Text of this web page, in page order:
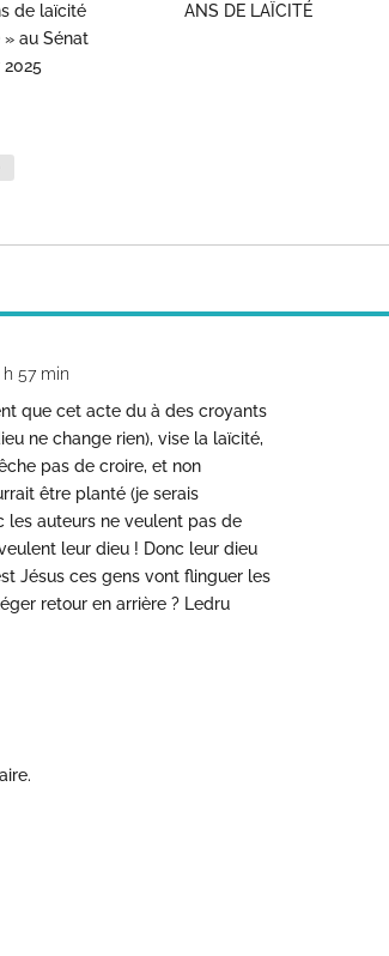
de laïcité
au Sénat
2025
ANS DE LAÏCITÉ
h 57 min
que cet acte du à des croyants
ne change rien), vise la laïcité,
pas de croire, et non
être planté (je serais
les auteurs ne veulent pas de
leur dieu ! Donc leur dieu
Jésus ces gens vont flinguer les
retour en arrière ? Ledru